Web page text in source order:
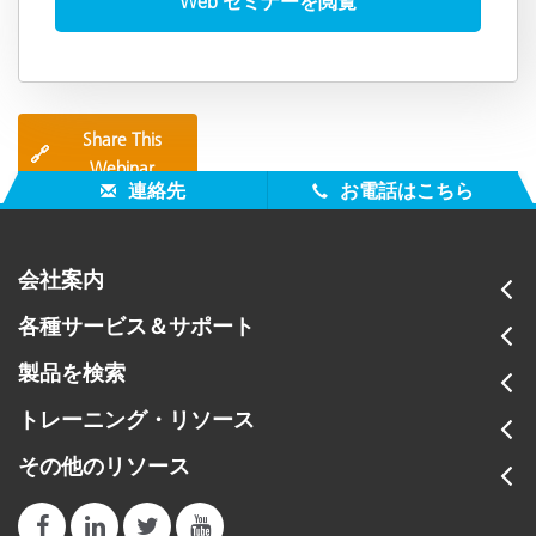
🔗
Share This
Webinar
連絡先 お電話はこちら
会社案内
各種サービス＆サポート
製品を検索
トレーニング・リソース
その他のリソース